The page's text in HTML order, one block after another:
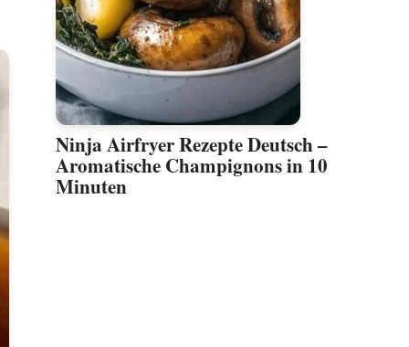
Ninja Airfryer Rezepte Deutsch –
Aromatische Champignons in 10
Minuten